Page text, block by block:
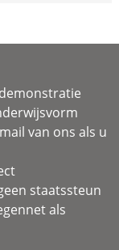
van ons als u
staatssteun
als